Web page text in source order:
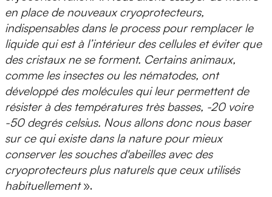
en place de nouveaux cryoprotecteurs,
indispensables dans le process pour remplacer le
liquide qui est à l’intérieur des cellules et éviter que
des cristaux ne se forment. Certains animaux,
comme les insectes ou les nématodes, ont
développé des molécules qui leur permettent de
résister à des températures très basses, -20 voire
-50 degrés celsius. Nous allons donc nous baser
sur ce qui existe dans la nature pourmieux
conserver les souches d'abeillesavec des
cryoprotecteurs plus naturels que ceux utilisés
habituellement».